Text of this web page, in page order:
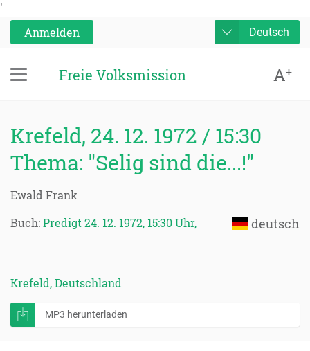
'
Anmelden
Deutsch
Freie Volksmission A+
Krefeld, 24. 12. 1972 / 15:30
Thema: "Selig sind die...!"
Ewald Frank
deutsch
Buch:Predigt 24. 12. 1972, 15:30 Uhr,
Krefeld, Deutschland
MP3 herunterladen